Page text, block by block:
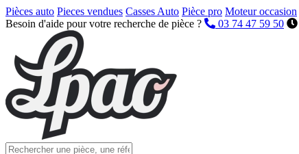
Pièces auto Pieces vendues Casses Auto Pièce pro Moteur occasion
Besoin d'aide pour votre recherche de pièce ?
03 74 47 59 50